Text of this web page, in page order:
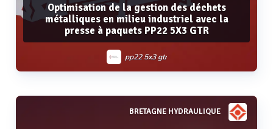
Optimisation de la gestion des déchets
métalliques en milieu industriel avec la
presse à paquets PP22 5X3 GTR
pp22 5x3 gtr
Voir plus
BRETAGNE HYDRAULIQUE